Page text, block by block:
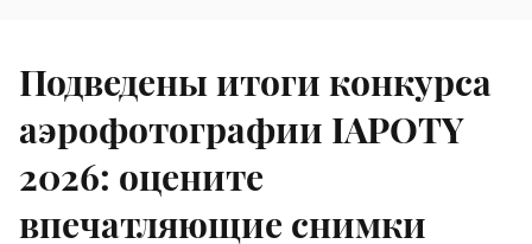
Подведены итоги конкурса
аэрофотографии IAPOTY
2026: оцените
впечатляющие снимки